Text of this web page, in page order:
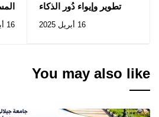
تطوير وإيواء دُور الذكاء
الإصطناعي
16 أبريل 2025 16 أبريل 2025
You may also like